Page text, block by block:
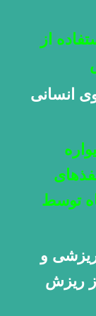
از
انسانی
توسط
و
ریزش